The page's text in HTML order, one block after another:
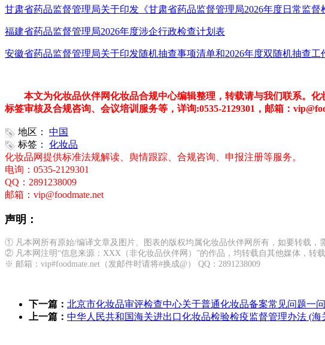
甘肃省药品监督管理局关于印发《甘肃省药品监督管理局2026年度日常监
福建省药品监督管理局2026年度涉企行政检查计划表
安徽省药品监督管理局关于印发随机抽查事项清单和2026年度双随机抽查工
本文为化妆品伙伴网化妆品合规中心编辑整理，转载请与我们联系。化
标签审核及合规咨询、会议培训服务等，详询:0535-2129301，邮箱：
地区：
中国
标签：
化妆品
化妆品网提供标准法规解读、舆情跟踪、合规咨询、申报注册等服务。
电询：0535-2129301
QQ：2891238009
邮箱：vip@foodmate.net
声明：
① 凡本网所有原始/编译文章及图片、图表的版权均属化妆品伙伴网所有，如要转载，
② 凡本网注明“信息来源：XXX（非化妆品伙伴网）”的作品，均转载自其他媒体，转
※ 邮箱：vip#foodmate.net（发邮件时请将#换成@） QQ：2891238009
下一篇： 北京市化妆品审评检查中心关于普通化妆品备案常见问题一
上一篇： 中华人民共和国海关进出口化妆品检验检疫监督管理办法 (海